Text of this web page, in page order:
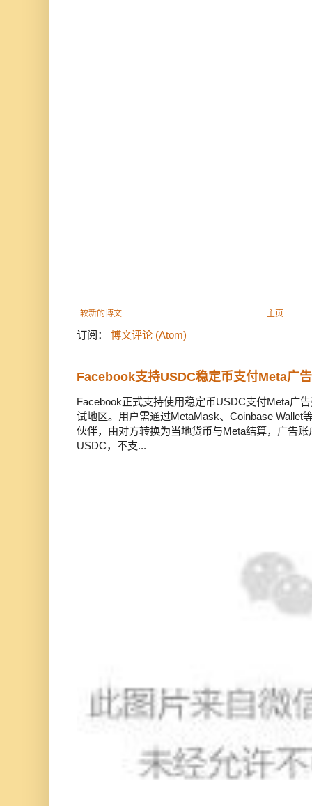
较新的博文 主页
订阅： 博文评论 (Atom)
Facebook支持USDC稳定币支付Meta广
Facebook正式支持使用稳定币USDC支付Meta广
试地区。用户需通过MetaMask、Coinbase Wallet
伙伴，由对方转换为当地货币与Meta结算，广告
USDC，不支...